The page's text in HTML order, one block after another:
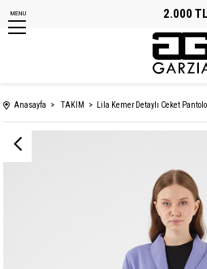
2.000 TL
MENU
Anasayfa TAKIM Lila Kemer Detaylı Ceket